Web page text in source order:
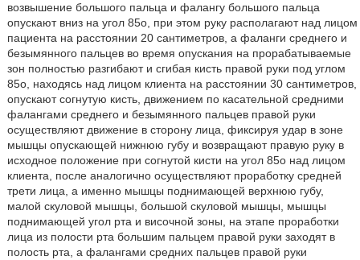
возвышение большого пальца и фалангу большого пальца
опускают вниз на угол 85о, при этом руку располагают над лицом
пациента на расстоянии 20 сантиметров, а фаланги среднего и
безымянного пальцев во время опускания на прорабатываемые
зон полностью разгибают и сгибая кисть правой руки под углом
85о, находясь над лицом клиента на расстоянии 30 сантиметров,
опускают согнутую кисть, движением по касательной средними
фалангами среднего и безымянного пальцев правой руки
осуществляют движение в сторону лица, фиксируя удар в зоне
мышцы опускающей нижнюю губу и возвращают правую руку в
исходное положение при согнутой кисти на угол 85о над лицом
клиента, после аналогично осуществляют проработку средней
трети лица, а именно мышцы поднимающей верхнюю губу,
малой скуловой мышцы, большой скуловой мышцы, мышцы
поднимающей угол рта и височной зоны, на этапе проработки
лица из полости рта большим пальцем правой руки заходят в
полость рта, а фалангами средних пальцев правой руки